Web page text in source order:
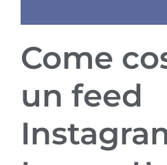
Come
un feed